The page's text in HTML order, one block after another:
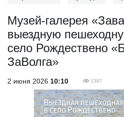
Музей-галерея
выездную
село Рождествено
ЗаВолга»
2 июня 2026 10:10 1397